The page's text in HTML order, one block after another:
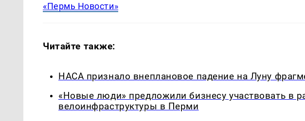
«Пермь Новости»
Читайте также:
НАСА признало внеплановое падение на Луну
«Новые люди» предложили бизнесу участвовать в
велоинфраструктуры в Перми